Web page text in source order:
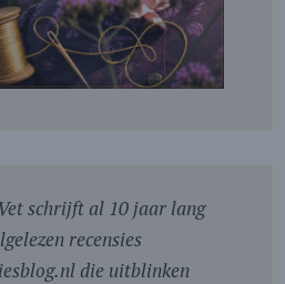
schrijft al 10 jaar lang
recensies
die uitblinken